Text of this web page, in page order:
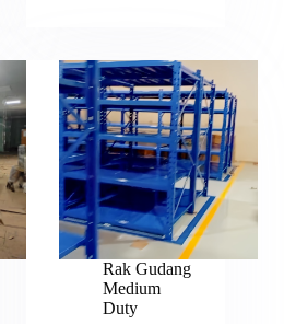
Rak Gudang
Medium
Duty